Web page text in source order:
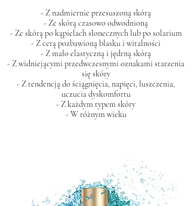
- Z nadmiernie przesuszoną skórą
- Ze skórą czasowo odwodnioną
- Ze skórą po kąpielach słonecznych lub po solarium
- Z cerą pozbawioną blasku i witalności
- Z mało elastyczną i jędrną skórą
- Z widniejącymi przedwczesnymi oznakami starzenia
się skóry
- Z tendencją do ściągnięcia, napięci, łuszczenia,
uczucia dyskomfortu
- Z każdym typem skóry
- W różnym wieku